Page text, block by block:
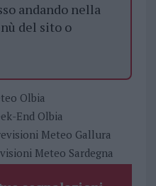
andando nella
del sito o
Olbia
End Olbia
Meteo Gallura
Meteo Sardegna